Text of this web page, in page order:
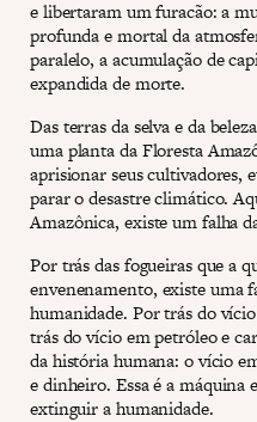
e libertaram um furacão: a
profunda e mortal da
paralelo, a acumulação de
expandida de morte.
Das terras da selva e da
uma planta da Floresta
aprisionar seus cultivadores,
parar o desastre climático.
Amazônica, existe um falha
Por trás das fogueiras que a
envenenamento, existe uma
humanidade. Por trás do
trás do vício em petróleo e
da história humana: o vício
e dinheiro. Essa é a máquina
extinguir a humanidade.